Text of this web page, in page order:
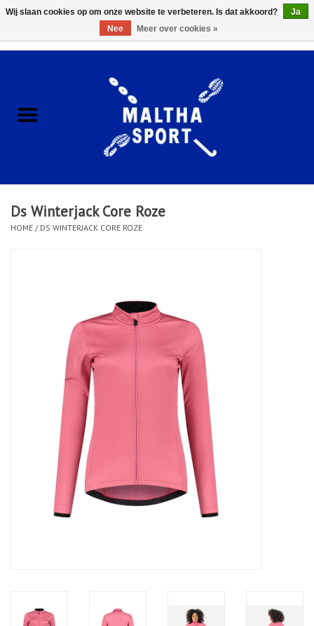
ACCESSOIRES/HARDWARE
KLEDING
CLUBSHOPS
Ds Winterjack Core Roze
HOME / DS WINTERJACK CORE ROZE
Wij slaan cookies op om onze website te verbeteren. Is dat akkoord?
Ja
Nee
Meer over cookies »